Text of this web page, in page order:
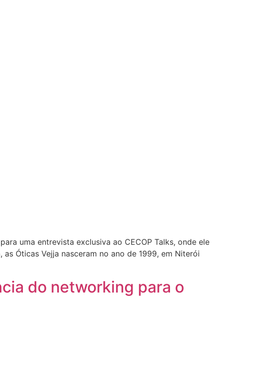
uma entrevista exclusiva ao CECOP Talks, onde ele
Óticas Vejja nasceram no ano de 1999, em Niterói
do networking para o